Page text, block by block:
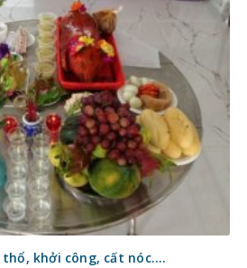
khởi công, cất nóc….